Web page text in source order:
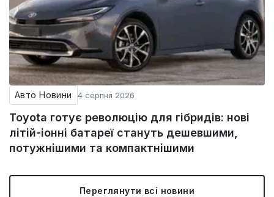
Авто Новини 4 серпня 2026
Toyota готує революцію для гібридів: нові
літій-іонні батареї стануть дешевшими,
потужнішими та компактнішими
Переглянути всі новини